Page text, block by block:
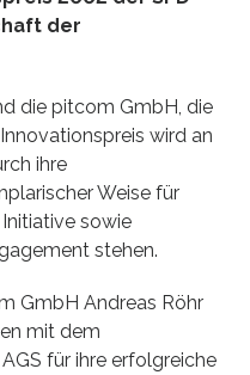
der
die pitcom GmbH, die
wird an
ihre
Weise für
sowie
stehen.
GmbH Andreas Röhr
mit dem
für ihre erfolgreiche